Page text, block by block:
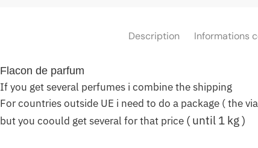
Description Informations
Flacon de parfum
If you get several perfumes i combine the shipping
For countries outside UE i need to do a package ( the
but you coould get several for that price ( until 1 kg )